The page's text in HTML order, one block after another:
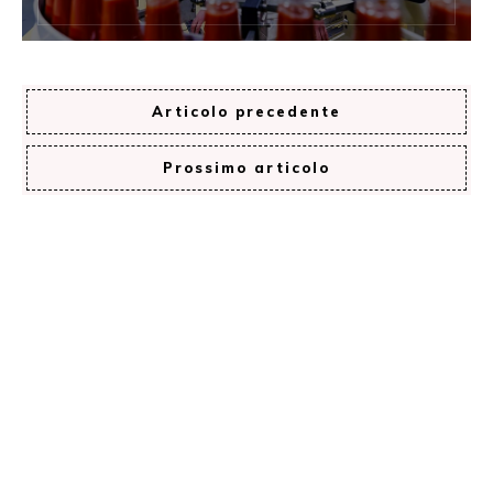
Articolo precedente
Prossimo articolo